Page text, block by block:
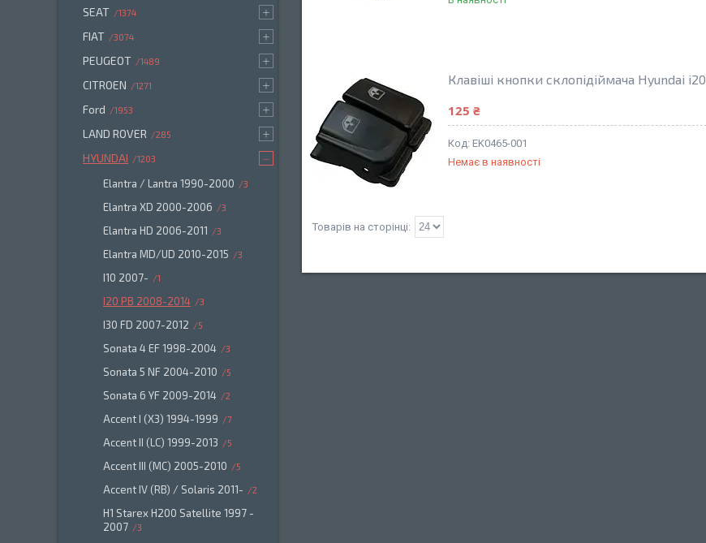
Клавіші кнопки склопідіймача Hyundai i20
125 ₴
EK0465-001
Немає в наявності
SEAT 1374
FIAT 3074
PEUGEOT 1489
CITROEN 1271
Ford 1953
LAND ROVER 285
HYUNDAI 1203
Elantra / Lantra 1990-2000 3
Elantra XD 2000-2006 3
Elantra HD 2006-2011 3
Elantra MD/UD 2010-2015 3
I10 2007- 1
I20 PB 2008-2014 3
I30 FD 2007-2012 5
Sonata 4 EF 1998-2004 3
Sonata 5 NF 2004-2010 5
Sonata 6 YF 2009-2014 2
Accent I (X3) 1994-1999 7
Accent II (LC) 1999-2013 5
Accent III (MC) 2005-2010 5
Accent IV (RB) / Solaris 2011- 2
H1 Starex H200 Satellite 1997 -
2007
3